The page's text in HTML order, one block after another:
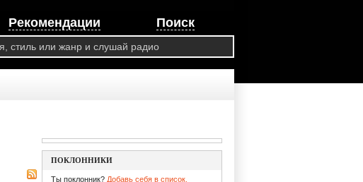
Рекомендации Поиск
ПОКЛОННИКИ
Ты поклонник? Добавь себя в список.